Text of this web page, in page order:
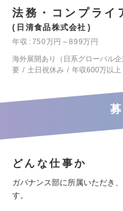
法務・コンプライ
日清食品株式会社
年収
750万円～899万円
海外展開あり（日系グローバル企
要
土日祝休み 年収600万以上
どんな仕事か
ガバナンス部に所属いただき
す。